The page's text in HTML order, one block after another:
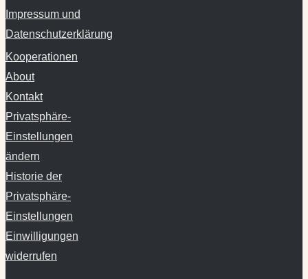
Impressum und
Datenschutzerklärung
Kooperationen
About
Kontakt
Privatsphäre-
Einstellungen
ändern
Historie der
Privatsphäre-
Einstellungen
Einwilligungen
widerrufen